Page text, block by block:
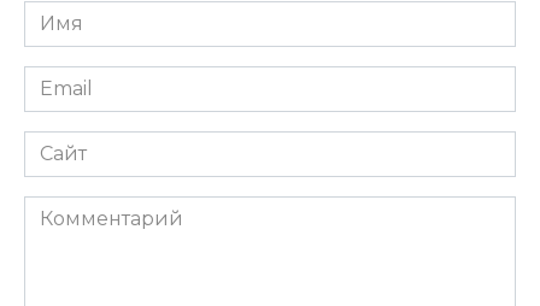
Имя
*
Email
*
Сайт
Комментарий